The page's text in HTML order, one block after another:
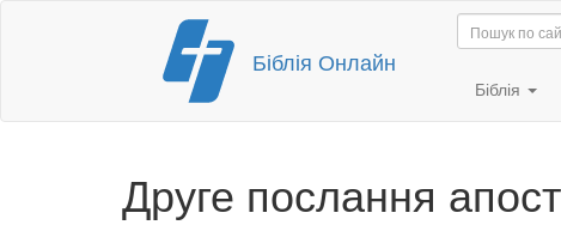
Перейти
вмісту
Біблія Онлайн
Біблія
Друге послання